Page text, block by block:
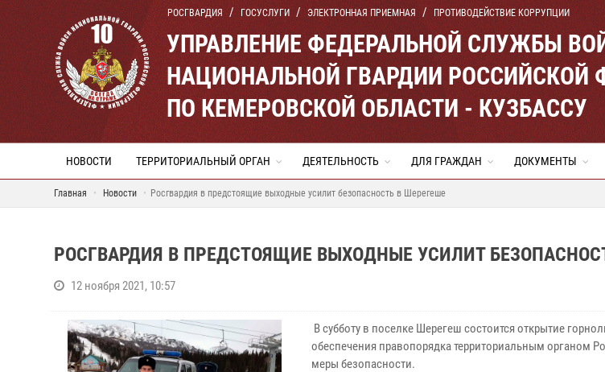
РОСГВАРДИЯ ГОСУСЛУГИ ЭЛЕКТРОННАЯ ПРИЕМНАЯ ПРОТИВОДЕЙСТВИЕ КОРРУПЦИИ
УПРАВЛЕНИЕ ФЕДЕРАЛЬНОЙ СЛУЖБЫ
НАЦИОНАЛЬНОЙ ГВАРДИИ РОССИЙСКОЙ
ПО КЕМЕРОВСКОЙ ОБЛАСТИ - КУЗБАССУ
НОВОСТИ ТЕРРИТОРИАЛЬНЫЙ ОРГАН ДЕЯТЕЛЬНОСТЬ ДЛЯ ГРАЖДАН ДОКУМЕНТЫ
Главная Новости Росгвардия в предстоящие выходные усилит безопасность в Шерегеше
РОСГВАРДИЯ В ПРЕДСТОЯЩИЕ ВЫХОДНЫЕ УСИЛИТ
12 ноября 2021, 10:57
В субботу в поселке Шерегеш состоится открытие
обеспечения правопорядка территориальным органом
меры безопасности.